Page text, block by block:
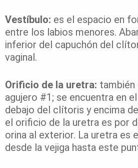
Vestíbulo: es el espacio en
entre los labios menores.
inferior del capuchón del
vaginal.
Orificio de la uretra:
agujero #1; se encuentra en
debajo del clítoris y encima
el orificio de la uretra es por
orina al exterior. La uretra es
desde la vejiga hasta este